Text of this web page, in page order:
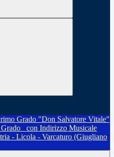
con Indirizzo Musicale
- Licola - Varcaturo (Giugliano